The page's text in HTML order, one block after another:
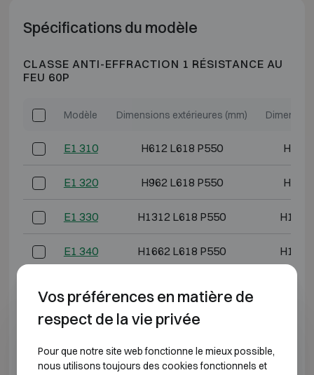
Spécifications du modèle
CLASSE ANTI-EFFRACTION 1 RÉSISTANCE AU
FEU 60P
Modèle Dimensions extérieures (mm)
E1 310 H612 L618 P550 H493
E1 320 H962 L618 P550 H843
E1 330 H1312 L618 P550
E1 340 H1662 L618 P550
E1 370 H1912 L832 P692
*Profondeur extérieure hors charnières, poignée ou
Vos préférences en matière de
respect de la vie privée
Pour que notre site web fonctionne le mieux possible,
nous utilisons toujours des cookies fonctionnels et